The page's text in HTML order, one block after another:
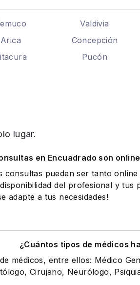
Valdivia
Arica Concepción
Pucón
lugar.
en Encuadrado son
consultas pueden ser tanto
del profesional y tus
adapte a tus necesidades!
¿Cuántos tipos de médicos
médicos, entre ellos: Médico
Cirujano, Neurólogo,